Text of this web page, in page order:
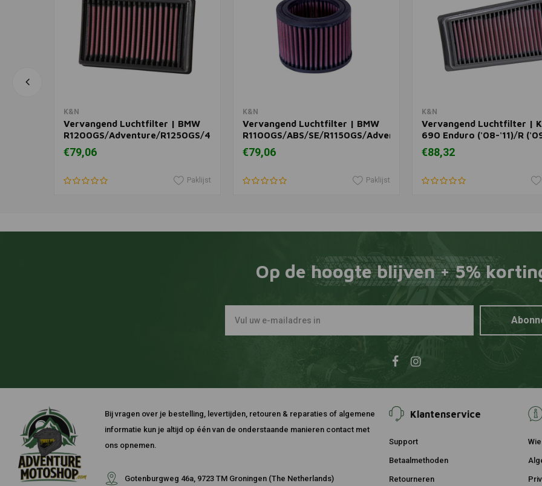
€18,12
Luchtfilter
K&N
Vervangend Luchtfilter | BMW
R1200GS/Adventure/R1250GS/40
Years GS
Edition/Adventure/Adventure
€79,06
Paklijst
K&N
Vervangend Luchtfilter | BMW
R1100GS/ABS/SE/R1150GS/Adventure/Sport
€79,06
Paklijst
K&N
Vervangend Luchtfilter |
690 Enduro ('08-'11)/R
€88,32
Op de hoogte blijven + 5%
Bij vragen over je bestelling, levertijden, retouren & reparaties of algemene
informatie kun je altijd op één van de onderstaande manieren contact met
ons opnemen.
Gotenburgweg 46a, 9723 TM Groningen (The Netherlands)
Klantenservice
Support
Betaalmethoden
Retourneren